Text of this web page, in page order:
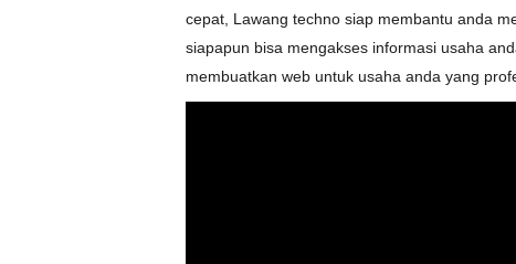
cepat, Lawang techno siap membantu anda
siapapun bisa mengakses informasi usaha
membuatkan web untuk usaha anda yang